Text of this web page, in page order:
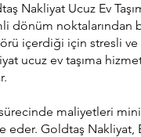
Nakliyat Ucuz Ev
dönüm
içerdiği için stresli
ucuz ev taşıma
sürecinde maliyetleri
eder. Goldtaş